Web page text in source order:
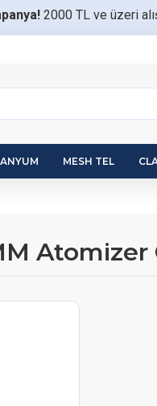
2000 TL ve üzeri
MESH TEL
Atomizer